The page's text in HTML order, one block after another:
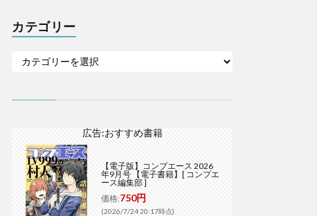
カテゴリー
広告:おすすめ書籍
【電子版】コンプエース 2026
年9月号 【電子書籍】[ コンプエ
ース編集部 ]
価格:750円
(2026/7/24 20:17時点)